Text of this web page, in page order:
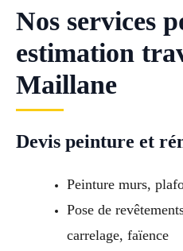
Nos services
estimation
Maillane
Devis peinture et
Peinture murs,
Pose de
carrelage, faïence